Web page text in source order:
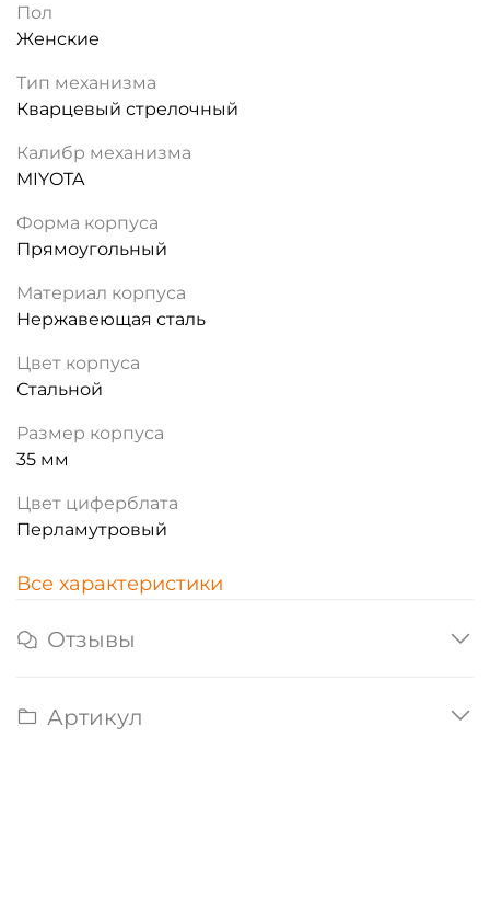
Пол
Женские
Тип механизма
Кварцевый стрелочный
Калибр механизма
MIYOTA
Форма корпуса
Прямоугольный
Материал корпуса
Нержавеющая сталь
Цвет корпуса
Стальной
Размер корпуса
35 мм
Цвет циферблата
Перламутровый
Все характеристики
Отзывы
Артикул